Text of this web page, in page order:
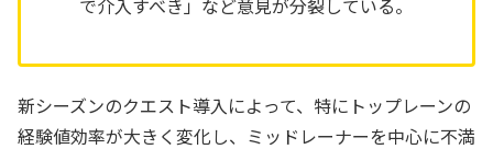
で介入すべき」など意見が分裂している。
新シーズンのクエスト導入によって、特にトップレーンの
経験値効率が大きく変化し、ミッドレーナーを中心に不満